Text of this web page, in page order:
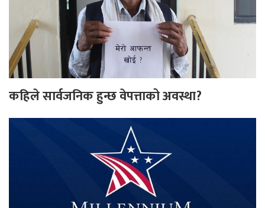
कहिले सार्वजनिक हुन्छ वेपत्ताको अवस्था?